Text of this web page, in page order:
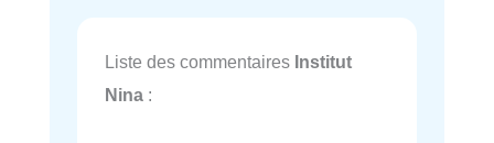
Liste des commentaires Institut
Nina :